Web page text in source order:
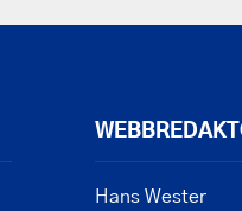
Hans Wester